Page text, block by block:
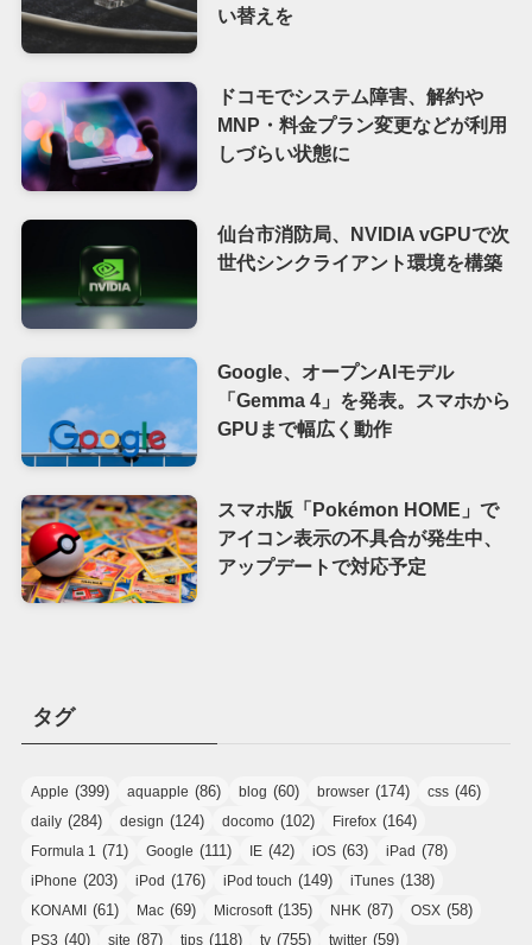
い替えを
ドコモでシステム障害、解約や
MNP・料金プラン変更などが利用
しづらい状態に
仙台市消防局、NVIDIA vGPUで次
世代シンクライアント環境を構築
Google、オープンAIモデル
「Gemma 4」を発表。スマホから
GPUまで幅広く動作
スマホ版「Pokémon HOME」で
アイコン表示の不具合が発生中、
アップデートで対応予定
タグ
Apple (399) aquapple (86) blog (60) browser (174) css (46)
daily (284) design (124) docomo (102) Firefox (164)
Formula 1 (71) Google (111) IE (42) iOS (63) iPad (78)
iPhone (203) iPod (176) iPod touch (149) iTunes (138)
KONAMI (61) Mac (69) Microsoft (135) NHK (87) OSX (58)
PS3 (40) site (87) tips (118) tv (755) twitter (59)